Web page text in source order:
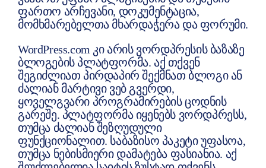
ფართო არჩევანი, დოკუმენტაცია,
მომხმარებელთა მხარდაჭერა და ფორუმი.
WordPress.com კი არის ვორდპრესის ბაზაზე
ბლოგების პლატფორმა. აქ თქვენ
შეგიძლიათ პირდაპირ შექმნათ ბლოგი ან
ძალიან მარტივი ვებ გვერდი,
ყოველგვარი პროგრამირების ცოდნის
გარეშე. პლატფორმა იყენებს ვორდპრესს,
თუმცა ძალიან შეზღუდული
ფუნქციონალით. საბაზისო პაკეტი უფასოა,
თუმცა ნებისმიერი დამატება ფასიანია. აქ